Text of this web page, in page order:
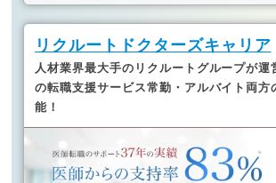
リクルートドクターズキャリア
人材業界最大手のリクルートグループが運
の転職支援サービス常勤・アルバイト両方
能！